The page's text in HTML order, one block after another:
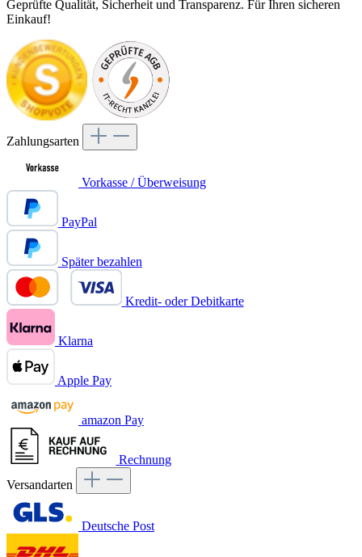
Geprüfte Qualität, Sicherheit und Transparenz. Für Ihren sicheren
Einkauf!
Zahlungsarten
Vorkasse / Überweisung
PayPal
Später bezahlen
Kredit- oder Debitkarte
Klarna
Apple Pay
amazon Pay
Rechnung
Versandarten
Deutsche Post